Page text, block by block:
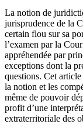
La notion de
jurisprudence de la
certain flou sur sa
l’examen par la
appréhendée par
exceptions dont la
questions. Cet
la notion et les
même de pouvoir
profit d’une
extraterritoriale des